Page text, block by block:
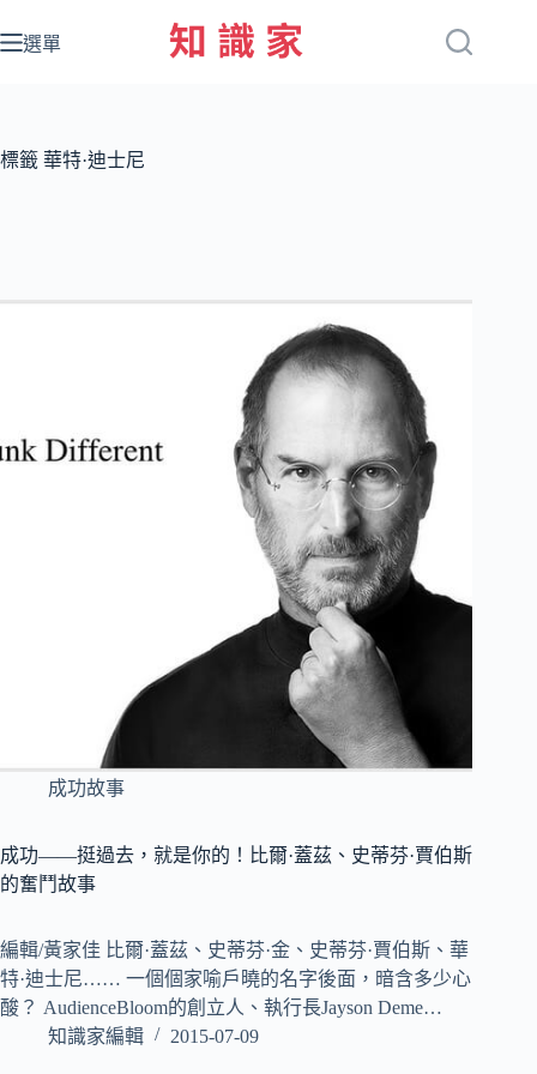
至
容
選單
標籤 華特·迪士尼
成功故事
成功——挺過去，就是你的！比爾·蓋茲、史蒂芬·賈伯斯
的奮鬥故事
編輯/黃家佳 比爾·蓋茲、史蒂芬·金、史蒂芬·賈伯斯、華
特·迪士尼…… 一個個家喻戶曉的名字後面，暗含多少心
酸？ AudienceBloom的創立人、執行長Jayson Deme…
知識家編輯
2015-07-09